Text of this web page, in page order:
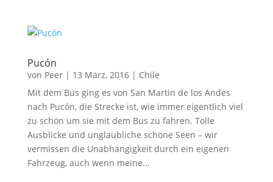
Pucón
von Peer| 13 März, 2016| Chile
Mit dem Bus ging es von San Martin de los Andes
nach Pucón, die Strecke ist, wie immer eigentlich viel
zu schön um sie mit dem Bus zu fahren. Tolle
Ausblicke und unglaubliche schöne Seen – wir
vermissen die Unabhängigkeit durch ein eigenen
Fahrzeug, auch wenn meine...